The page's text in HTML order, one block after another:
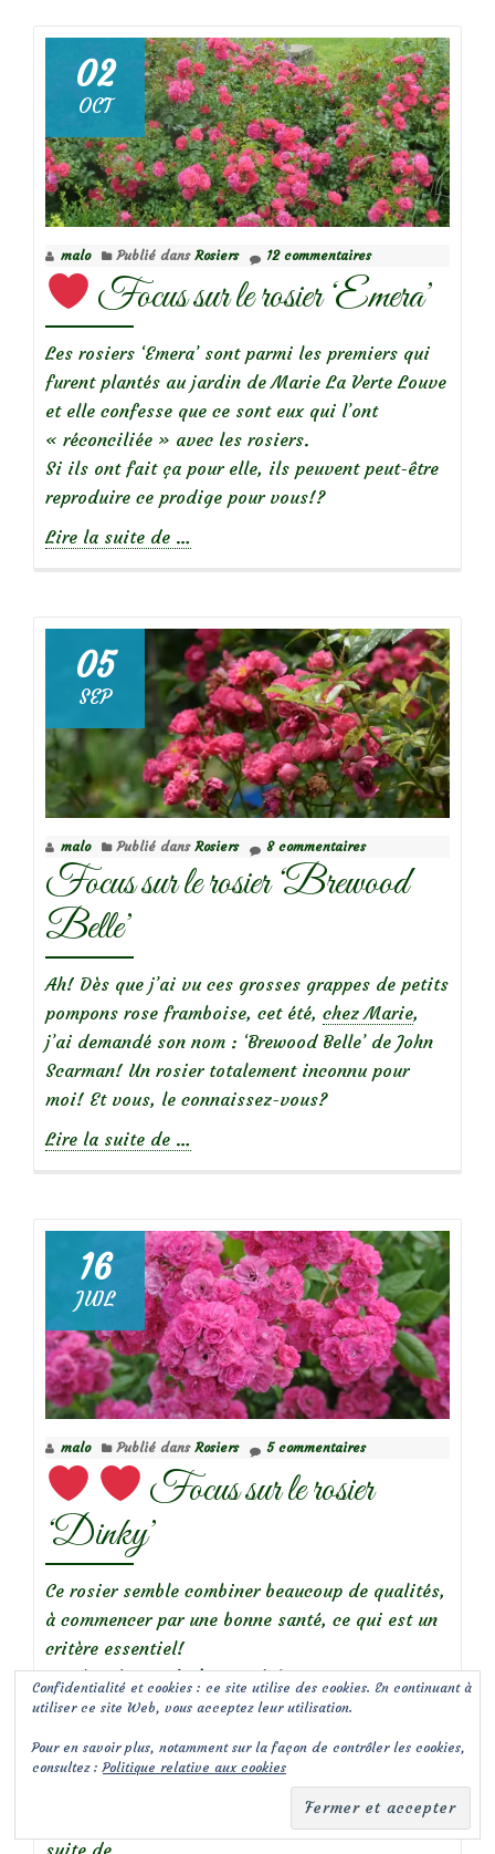
Focus
sur
le
rosier
‘Les
yeux
d’Elsa’
02
OCT
malo Publié dans Rosiers 12 commentaires
Focus sur le rosier ‘Emera’
Les rosiers ‘Emera’ sont parmi les premiers qui
furent plantés au jardin de Marie La Verte Louve
et elle confesse que ce sont eux qui l’ont
« réconciliée » avec les rosiers.
Si ils ont fait ça pour elle, ils peuvent peut-être
reproduire ce prodige pour vous!?
Lire la suite de à
Focus
sur
le
rosier
‘Emera’
…
05
SEP
malo Publié dans Rosiers 8 commentaires
Focus sur le rosier ‘Brewood
Belle’
Ah! Dès que j’ai vu ces grosses grappes de petits
pompons rose framboise, cet été, chez Marie,
j’ai demandé son nom : ‘Brewood Belle’ de John
Scarman! Un rosier totalement inconnu pour
moi! Et vous, le connaissez-vous?
Lire la suite de
le
rosier
‘Brewood
Belle’
…
16
JUIL
malo Publié dans Rosiers 5 commentaires
Focus sur le rosier
‘Dinky’
Ce rosier semble combiner beaucoup de qualités,
à commencer par une bonne santé, ce qui est un
critère essentiel!
En plus de satrès bonne résistance aux
maladies, il est aussitrès remontant, fleurissant
Je ne l’ai pas planté dans mon jardin mais j’ai
gros bouquets serrés de
, chez une amie Lire la
suite de
Confidentialité et cookies : ce site utilise des cookies. En continuant à
utiliser ce site Web, vous acceptez leur utilisation.
Pour en savoir plus, notamment sur la façon de contrôler les cookies,
consultez :Politique relative aux cookies